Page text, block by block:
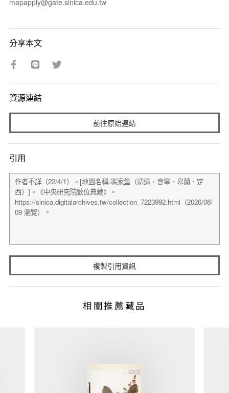
mapapply@gate.sinica.edu.tw
分享本文
資源連結
前往原始連結
引用
複製引用資訊
相關推薦藏品